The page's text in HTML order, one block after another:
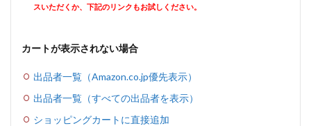
スいただくか、下記のリンクもお試しください。
カートが表示されない場合
出品者一覧（Amazon.co.jp優先表示）
出品者一覧（すべての出品者を表示）
ショッピングカートに直接追加